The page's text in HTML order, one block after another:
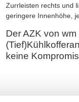
Zurrleisten rechts und
geringere Innenhöhe,
Der AZK von
keine